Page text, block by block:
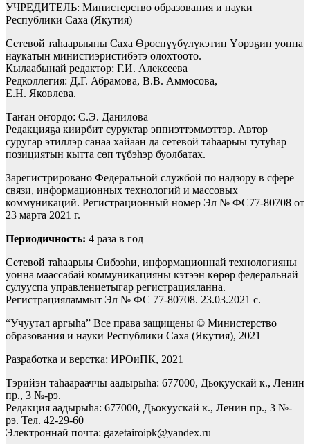
УЧРЕДИТЕЛЬ: Министерство образования и науки
Республики Саха (Якутия)
Сетевой таһаарыыны Саха Өрөспүүбүлүкэтин Үөрэҕин уонна
наукатын министиэристибэтэ олохтоото.
Кылаабынай редактор: Г.И. Алексеева
Редколлегия: Д.Г. Абрамова, В.В. Аммосова,
Е.Н. Яковлева.
Таҥан оҥордо: С.Э. Данилова
Редакцияҕа киирбит суруктар эппиэттэммэттэр. Автор
суругар этиллэр санаа хайаан да сетевой таһаарыы тутуһар
позициятын кытта сөп түбэһэр буолбатах.
Зарегистрировано Федеральной службой по надзору в сфере
связи, информационных технологий и массовых
коммуникаций. Регистрационный номер Эл № ФС77-80708 от
23 марта 2021 г.
Периодичность: 4 раза в год
Сетевой таһаарыы Сибээһи, информационнай технологияны
уонна маассабай коммуникацияны кэтээн көрөр федеральнай
сулууспа управлениетыгар регистрацияланна.
Регистрацияламмыт Эл № ФС 77-80708. 23.03.2021 с.
“Учуутал аргыhа” Все права защищены © Министерство
образования и науки Республики Саха (Якутия), 2021
Разработка и верстка: ИРОиПК, 2021
Тэрийэн таһаарааччы аадырыһа: 677000, Дьокуускай к., Ленин
пр., 3 №-рэ.
Редакция аадырыһа: 677000, Дьокуускай к., Ленин пр., 3 №-
рэ. Тел. 42-29-60
Электроннай почта: gazetairoipk@yandex.ru